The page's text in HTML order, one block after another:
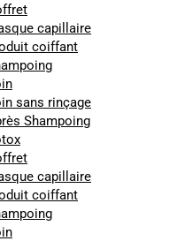
capillaire
coiffant
sans rinçage
Shampoing
capillaire
coiffant